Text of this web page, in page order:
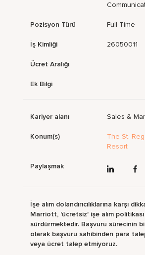
Pozisyon Türü Full Time
İş Kimliği 26050011
Ücret Aralığı
Ek Bilgi
Kariyer alanı Sales &
Konum(s)
The St.
Resort
Paylaşmak
İşe alım dolandırıcılıklarına karşı
Marriott, 'ücretsiz' işe alım politikası
sürdürmektedir. Başvuru sürecinin
olarak başvuru sahibinden para
veya ücret talep etmiyoruz.